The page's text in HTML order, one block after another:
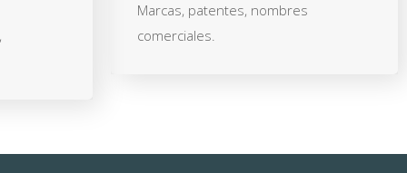
Marcas, patentes, nombres
comerciales.